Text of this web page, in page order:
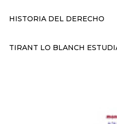
HISTORIA DEL DERECHO
TIRANT LO BLANCH